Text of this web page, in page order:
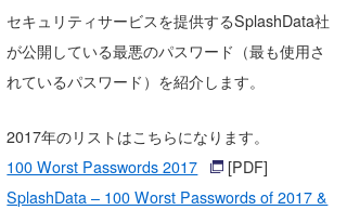
会員メニュー
今月のプレゼント
セキュリティサービスを提供するSplashData社
が公開している最悪のパスワード（最も使用さ
れているパスワード）を紹介します。
2017年のリストはこちらになります。
100 Worst Passwords 2017
[PDF]
SplashData – 100 Worst Passwords of 2017 &
湘南
伊豆
千葉南
ウラナミ
お知らせ
ルール＆How to
VOTE!